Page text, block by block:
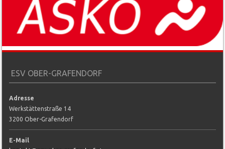
ESV OBER-GRAFENDORF
Adresse
Werkstättenstraße 14
3200 Ober-Grafendorf
E-Mail